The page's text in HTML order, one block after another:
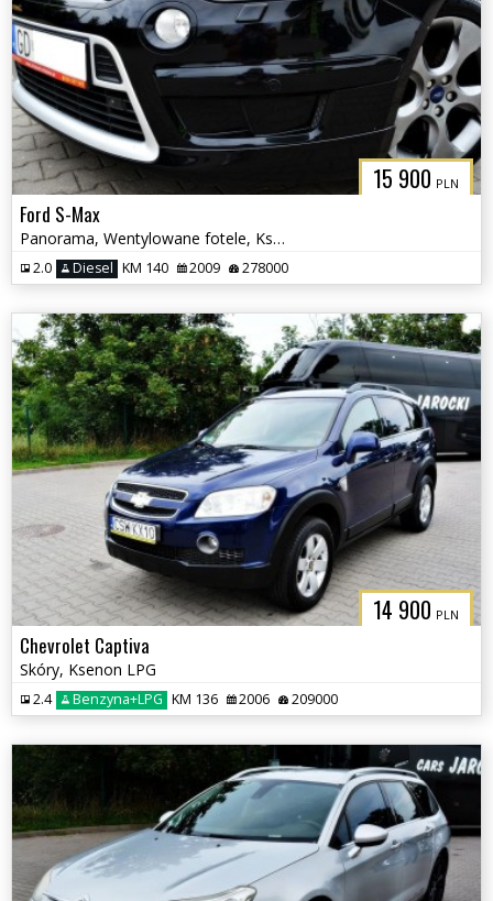
15 900 PLN
Ford S-Max
Panorama, Wentylowane fotele, Ksenon Hak, Nawigacja
2.0 Diesel KM 140 2009 278000
14 900 PLN
Chevrolet Captiva
Skóry, Ksenon LPG
2.4 Benzyna+LPG KM 136 2006 209000